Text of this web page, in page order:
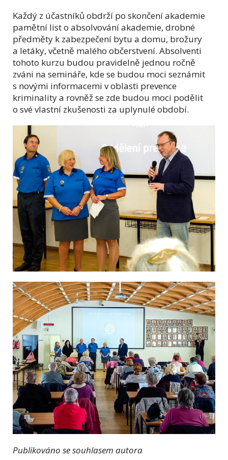
Každý z účastníků obdrží po skončení akademie
pamětní list o absolvování akademie, drobné
předměty k zabezpečení bytu a domu, brožury
a letáky, včetně malého občerstvení. Absolventi
tohoto kurzu budou pravidelně jednou ročně
zváni na semináře, kde se budou moci seznámit
s novými informacemi v oblasti prevence
kriminality a rovněž se zde budou moci podělit
o své vlastní zkušenosti za uplynulé období.
Publikováno se souhlasem autora